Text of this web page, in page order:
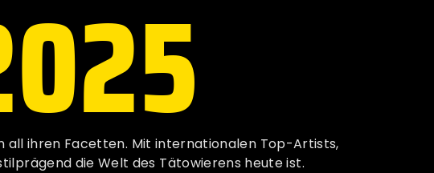
all ihren Facetten. Mit internationalen Top-Artists,
die Welt des Tätowierens heute ist.